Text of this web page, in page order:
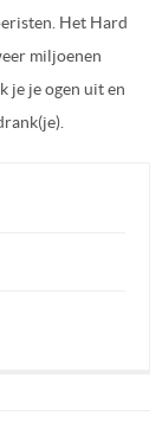
Het Hard
miljoenen
je je ogen uit en